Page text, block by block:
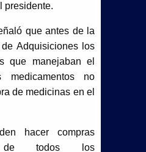
presidente.
que antes de la
Adquisiciones los
que manejaban el
no
de medicinas en el
hacer compras
de todos los